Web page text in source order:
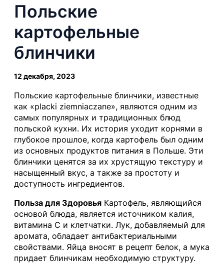
Польские
картофельные
блинчики
12 декабря, 2023
Польские картофельные блинчики, известные
как «placki ziemniaczane», являются одним из
самых популярных и традиционных блюд
польской кухни. Их история уходит корнями в
глубокое прошлое, когда картофель был одним
из основных продуктов питания в Польше. Эти
блинчики ценятся за их хрустящую текстуру и
насыщенный вкус, а также за простоту и
доступность ингредиентов.
Польза для Здоровья Картофель, являющийся
основой блюда, является источником калия,
витамина C и клетчатки. Лук, добавляемый для
аромата, обладает антибактериальными
свойствами. Яйца вносят в рецепт белок, а мука
придает блинчикам необходимую структуру.